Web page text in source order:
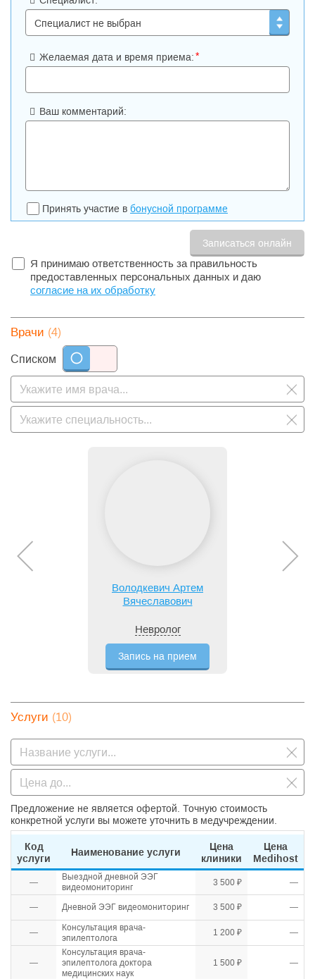
Желаемая дата и время приема:*
Ваш комментарий:
Принять участие в бонусной программе
Я принимаю ответственность за правильность
предоставленных персональных данных и даю
согласие на их обработку
Врачи (4)
Списком
Володкевич Артем
Вячеславович
Невролог
Запись на прием
Услуги (10)
Предложение не является офертой. Точную стоимость
конкретной услуги вы можете уточнить в медучреждении.
Код
услуги
Наименование услуги
Цена
клиники
Цена
Medihost
—
Выездной дневной ЭЭГ
видеомониторинг
3 500 ₽ —
— Дневной ЭЭГ видеомониторинг 3 500 ₽ —
—
Консультация врача-
эпилептолога
1 200 ₽ —
—
Консультация врача-
эпилептолога доктора
медицинских наук
1 500 ₽ —